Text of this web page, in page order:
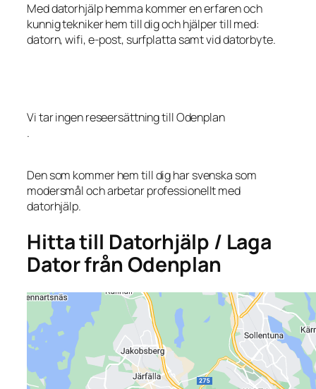
Med datorhjälp hemma kommer en erfaren och
kunnig tekniker hem till dig och hjälper till med:
datorn, wifi, e-post, surfplatta samt vid datorbyte.
Vi tar ingen reseersättning till Odenplan
.
Den som kommer hem till dig har svenska som
modersmål och arbetar professionellt med
datorhjälp.
Hitta till Datorhjälp / Laga
Dator från Odenplan